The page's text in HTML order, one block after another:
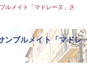
ルメイト「マドレーヌ」さ
ンブルメイト「マドレ